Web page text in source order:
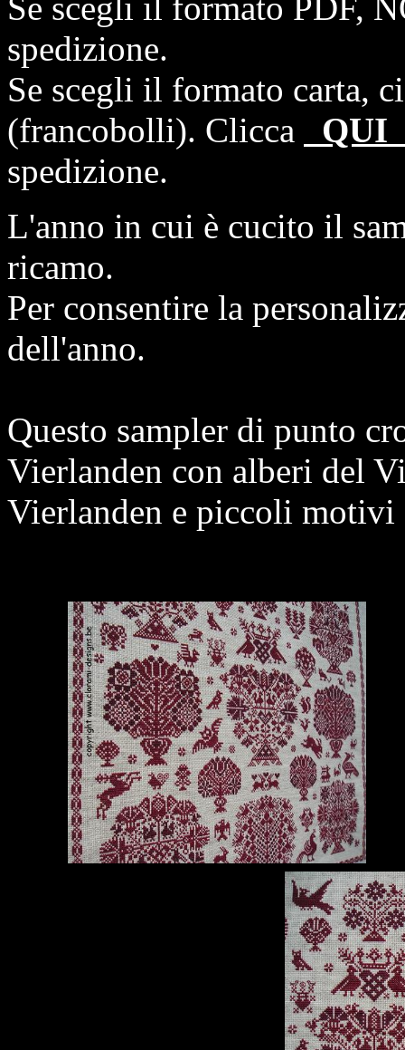
spedizione.
Se scegli il formato carta,
(francobolli). Clicca
spedizione.
L'anno in cui è cucito il
ricamo.
Per consentire la
dell'anno.
Questo sampler di punto
Vierlanden con alberi del
Vierlanden e piccoli